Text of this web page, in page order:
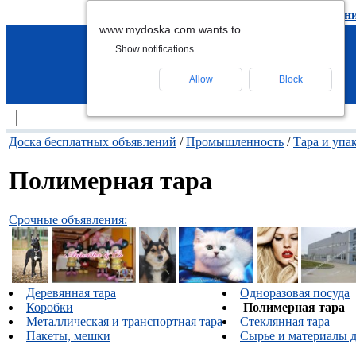
удалить
Доска бесплатных объявлений /Промышленность /Тара и
Полимерная тара
Срочные объявления:
Деревянная тара
Коробки
Металлическая и транспортная тара
Пакеты, мешки
Одноразовая посуда
Полимерная тара
Стеклянная тара
Сырье и материалы
www.mydoska.com wants to
Show notifications
Allow Block